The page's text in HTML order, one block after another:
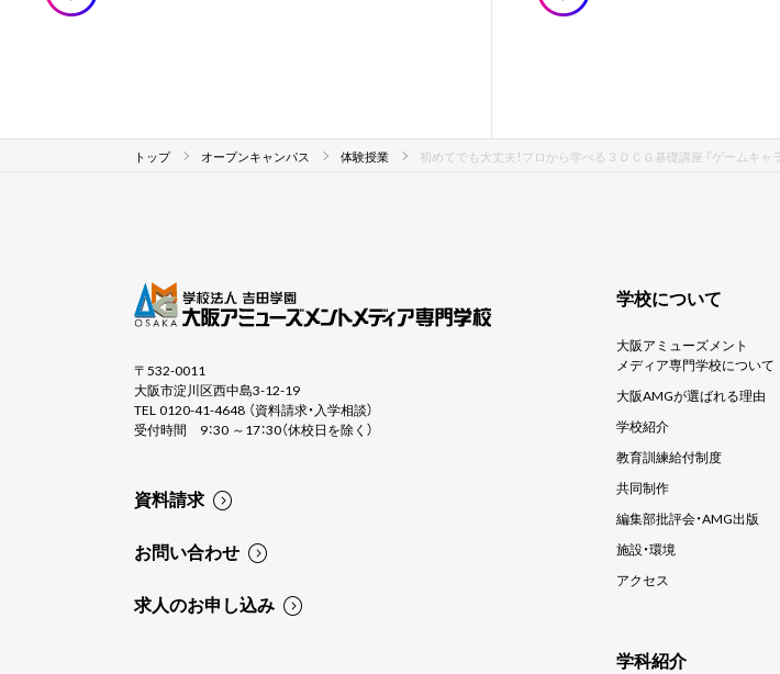
トップ オープンキャンパス 体験授業 初めてでも大丈夫！プロから学べる３ＤＣＧ基礎講座 「ゲームキャ
学校について
大阪アミューズメント
メディア専門学校について
大阪AMGが選ばれる理由
学校紹介
教育訓練給付制度
共同制作
編集部批評会・AMG出版
施設・環境
アクセス
学科紹介
〒532-0011
大阪市淀川区西中島3-12-19
TEL 0120-41-4648 （資料請求・入学相談）
受付時間 9：30 ～17：30（休校日を除く）
資料請求
お問い合わせ
求人のお申し込み